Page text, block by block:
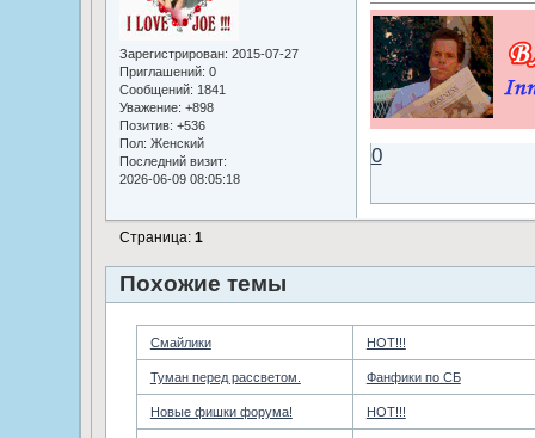
Зарегистрирован: 2015-07-27
Приглашений: 0
Сообщений: 1841
Уважение: +898
Позитив: +536
Пол: Женский
Последний визит:
2026-06-09 08:05:18
0
Страница: 1
Похожие темы
Смайлики HOT!!!
Туман перед рассветом. Фанфики по СБ
Новые фишки форума! HOT!!!